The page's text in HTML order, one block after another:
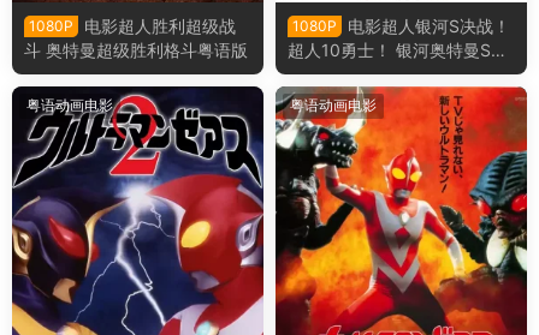
1080P
电影超人胜利超级战
斗 奥特曼超级胜利格斗粤语版
1080P
电影超人银河S决战！
超人10勇士！ 银河奥特曼S决
战！奥特10勇士！粤语版
粤语动画电影 粤语动画电影